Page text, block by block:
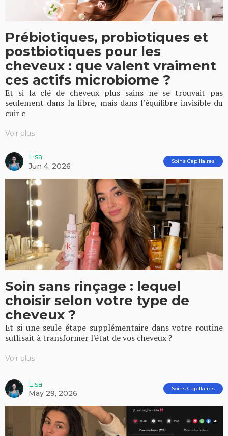
Prébiotiques, probiotiques et
postbiotiques pour les
cheveux : que valent vraiment
ces actifs microbiome ?
Et si la clé de cheveux plus sains ne se trouvait pas
seulement dans la fibre, mais dans l’équilibre invisible du
cuir c
Voir plus
Lisa
Jun 4, 2026
Soins Capillaires
Soin sans rinçage : lequel
choisir selon votre type de
cheveux ?
Et si une seule étape supplémentaire dans votre routine
suffisait à transformer l'état de vos cheveux ?
Voir plus
Lisa
May 29, 2026
Soins Capillaires